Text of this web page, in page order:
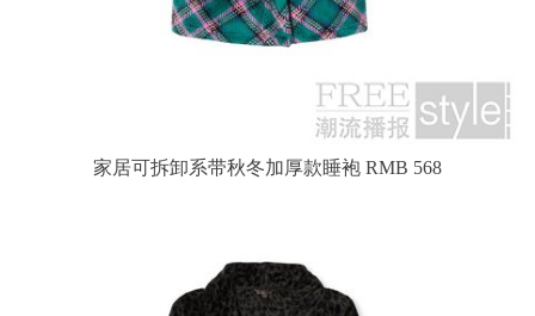
家居可拆卸系带秋冬加厚款睡袍 RMB 568